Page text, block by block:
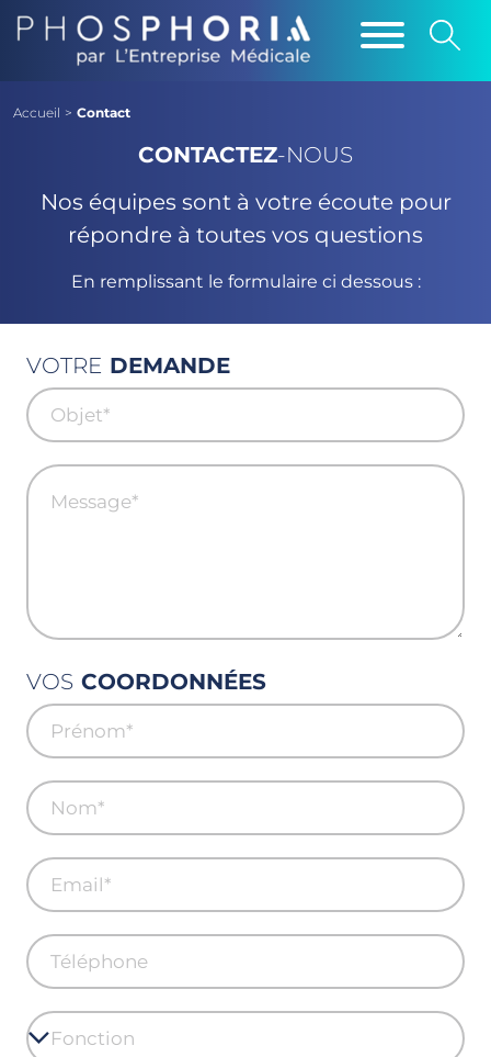
Accueil > Contact
CONTACTEZ-NOUS
Nos équipes sont à votre écoute pour
répondre à toutes vos questions
En remplissant le formulaire ci dessous :
VOTRE DEMANDE
VOS COORDONNÉES